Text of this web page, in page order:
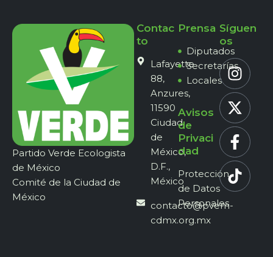
Partido Verde Ecologista
de México
Comité de la Ciudad de
México
Contac
to
Lafayette
88,
Anzures,
11590
Ciudad
de
México,
D.F.,
México
contacto@pvem-
cdmx.org.mx
Prensa
Diputados
Secretarías
Locales
Avisos
de
Privaci
dad
Protección
de Datos
Personales
Síguen
os